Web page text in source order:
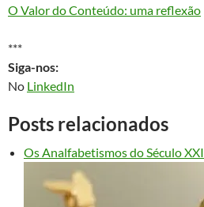
O Valor do Conteúdo: uma reflexão
***
Siga-nos:
No LinkedIn
Posts relacionados
Os Analfabetismos do Século XXI